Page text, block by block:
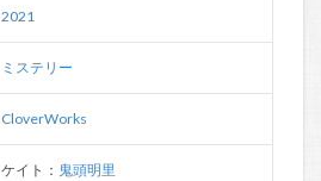
2021
ミステリー
CloverWorks
ケイト： 鬼頭明里